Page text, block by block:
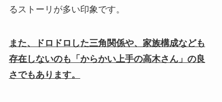
るストーリが多い印象です。
また、ドロドロした三角関係や、家族構成なども
存在しないのも「からかい上手の高木さん」の良
さでもあります。